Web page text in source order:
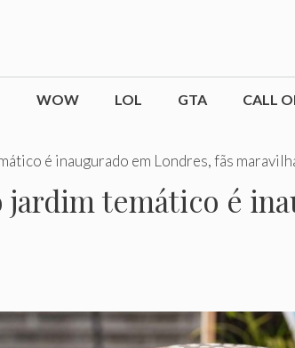
WOW LOL GTA CALL
é inaugurado em Londres, fãs
temático é